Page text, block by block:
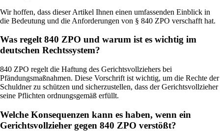
Wir hoffen, dass dieser Artikel Ihnen einen umfassenden Einblick in
die Bedeutung und die Anforderungen von § 840 ZPO verschafft hat.
Was regelt 840 ZPO und warum ist es wichtig im
deutschen Rechtssystem?
840 ZPO regelt die Haftung des Gerichtsvollziehers bei
Pfändungsmaßnahmen. Diese Vorschrift ist wichtig, um die Rechte der
Schuldner zu schützen und sicherzustellen, dass der Gerichtsvollzieher
seine Pflichten ordnungsgemäß erfüllt.
Welche Konsequenzen kann es haben, wenn ein
Gerichtsvollzieher gegen 840 ZPO verstößt?